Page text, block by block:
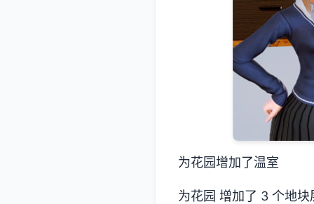
为花园增加了温室
为花园 增加了 3 个地块